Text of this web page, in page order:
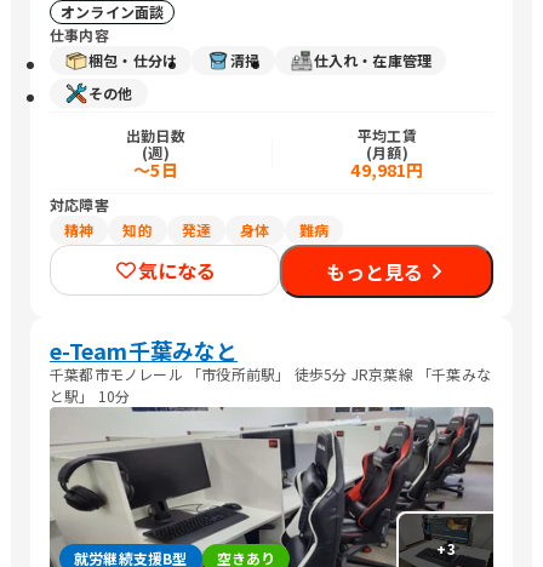
オンライン面談
仕事内容
梱包・仕分け
清掃
仕入れ・在庫管理
その他
出勤日数
(週)
～5日
平均工賃
(月額)
49,981円
対応障害
精神
知的 発達 身体 難病
気になる もっと見る
e-Team千葉みなと
千葉都市モノレール 「市役所前駅」 徒歩5分 JR京葉線 「千葉みな
と駅」 10分
+3
就労継続支援B型 空きあり